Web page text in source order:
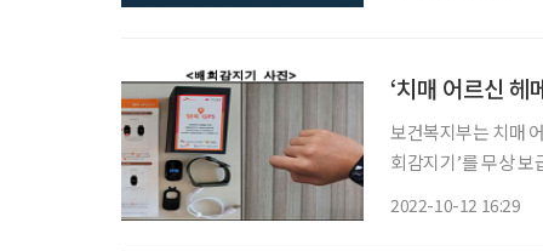
‘치매 어르신 헤
보건복지부는 치매
회감지기’를 무상 보급한다. 배회감지기란 손목시계 형태의 위치추
2022-10-12 16:29